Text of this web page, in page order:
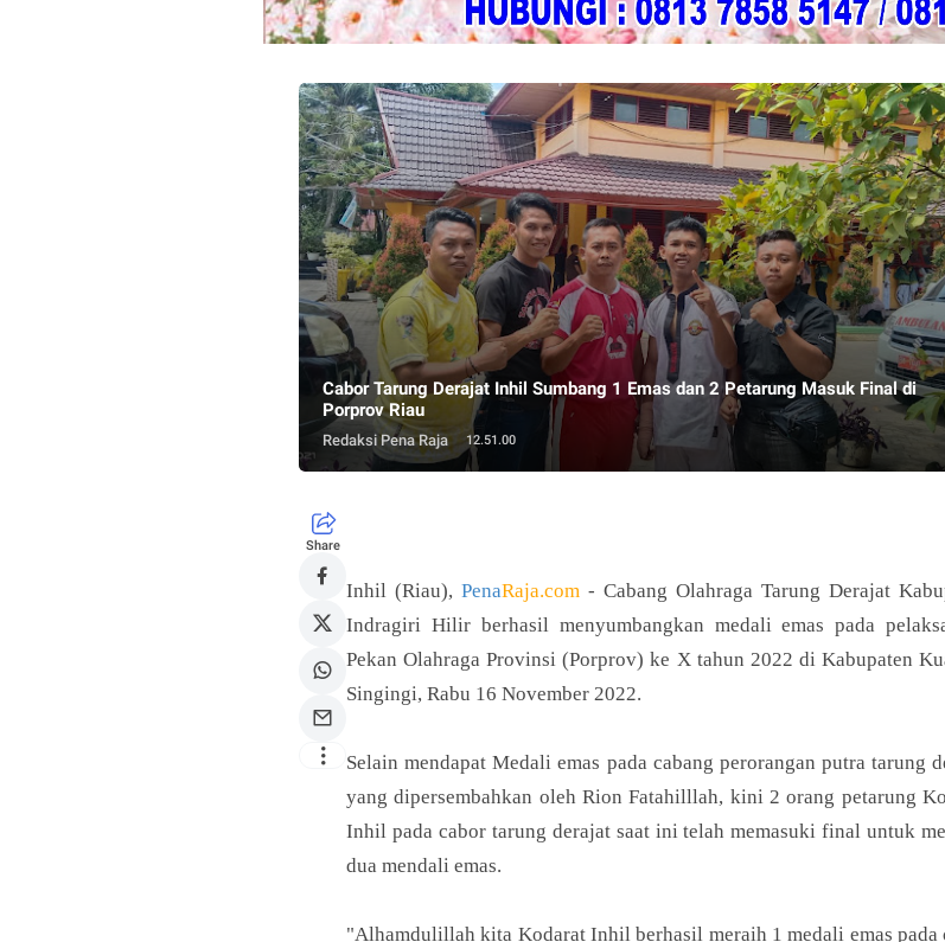
Cabor Tarung Derajat Inhil Sumbang 1 Emas dan 2 Petarung Masuk Final di
Porprov Riau
Redaksi Pena Raja 12.51.00
Share
Petarung Masuk Final di Porprov Riau
Inhil (Riau),PenaRaja.com - Cabang Olahraga Tarung Derajat
Indragiri Hilir berhasil menyumbangkan medali emas pada
Pekan Olahraga Provinsi (Porprov) ke X tahun 2022 di Kabupaten
Singingi, Rabu 16 November 2022.
Selain mendapat Medali emas pada cabang perorangan putra tarung
yang dipersembahkan oleh Rion Fatahilllah, kini 2 orang petarung
Inhil pada cabor tarung derajat saat ini telah memasuki final untuk
dua mendali emas.
"Alhamdulillah kita Kodarat Inhil berhasil meraih 1 medali emas pada
Petarung Masuk Final di Porprov Riau